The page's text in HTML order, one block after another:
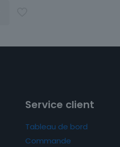
Service client
Tableau de bord
Commande